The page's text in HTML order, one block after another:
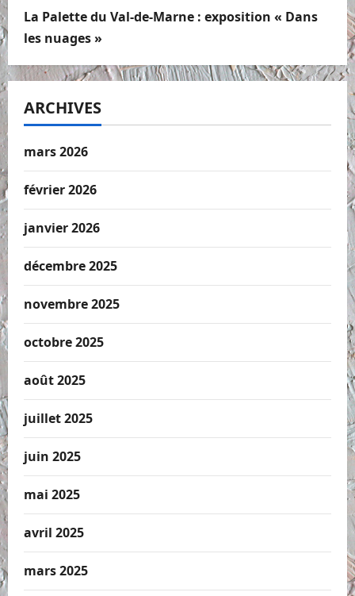
La Palette du Val-de-Marne : exposition « Dans
les nuages »
ARCHIVES
mars 2026
février 2026
janvier 2026
décembre 2025
novembre 2025
octobre 2025
août 2025
juillet 2025
juin 2025
mai 2025
avril 2025
mars 2025